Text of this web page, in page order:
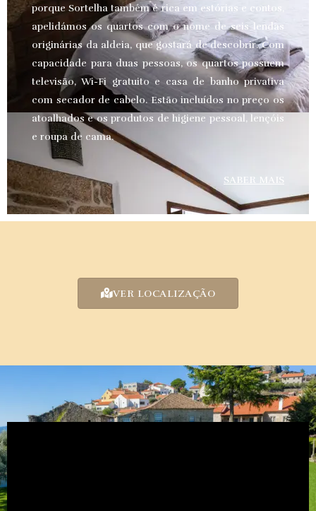
porque Sortelha também é rica em estórias e contos,
apelidámos os quartos com o nome de seis lendas
originárias da aldeia, que gostará de descobrir. Com
capacidade para duas pessoas, os quartos possuem
televisão, Wi-Fi gratuito e casa de banho privativa
com secador de cabelo. Estão incluídos no preço os
atoalhados e os produtos de higiene pessoal, lençóis
e roupa de cama.
SABER MAIS
VER LOCALIZAÇÃO